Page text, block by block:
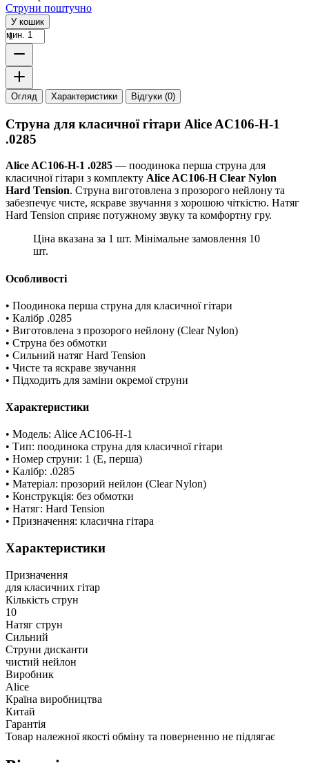
Струни поштучно
У кошик
мин. 1
Огляд Характеристики Відгуки (0)
Струна для класичної гітари Alice AC106-H-1
.0285
Alice AC106-H-1 .0285 — поодинока перша струна для
класичної гітари з комплекту Alice AC106-H Clear Nylon
Hard Tension. Струна виготовлена з прозорого нейлону та
забезпечує чисте, яскраве звучання з хорошою чіткістю. Натяг
Hard Tension сприяє потужному звуку та комфортну гру.
Ціна вказана за 1 шт. Мінімальне замовлення 10
шт.
Особливості
• Поодинока перша струна для класичної гітари
• Калібр .0285
• Виготовлена з прозорого нейлону (Clear Nylon)
• Струна без обмотки
• Сильний натяг Hard Tension
• Чисте та яскраве звучання
• Підходить для заміни окремої струни
Характеристики
• Модель: Alice AC106-H-1
• Тип: поодинока струна для класичної гітари
• Номер струни: 1 (E, перша)
• Калібр: .0285
• Матеріал: прозорий нейлон (Clear Nylon)
• Конструкція: без обмотки
• Натяг: Hard Tension
• Призначення: класична гітара
Характеристики
Призначення
для класичних гітар
Кількість струн
10
Натяг струн
Сильний
Струни дисканти
чистий нейлон
Виробник
Alice
Країна виробництва
Китай
Гарантія
Товар належної якості обміну та поверненню не підлягає